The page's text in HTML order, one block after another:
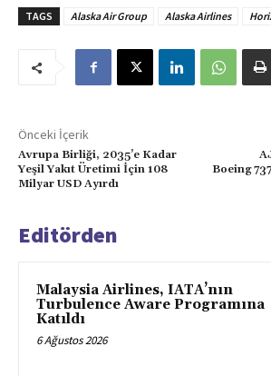
TAGS Alaska Air Group Alaska Airlines
Önceki İçerik
Avrupa Birliği, 2035’e Kadar
Yeşil Yakıt Üretimi İçin 108
Milyar USD Ayırdı
Boeing
Editörden
Malaysia Airlines, IATA’nın
Turbulence Aware Programına
Katıldı
6 Ağustos 2026